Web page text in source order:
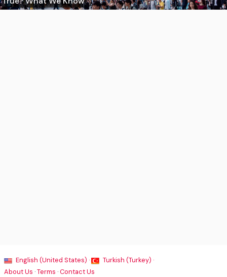
English (United States) ·
Turkish (Turkey) ·
About Us ·Terms ·Contact Us